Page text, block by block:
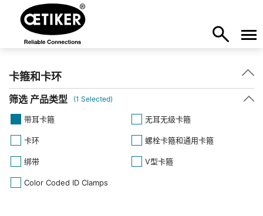
卡箍和卡环
筛选 产品类型 (1 Selected)
带耳卡箍 无耳无级卡箍
卡环 螺栓卡箍和通用卡箍
绑带 V型卡箍
Color Coded ID Clamps